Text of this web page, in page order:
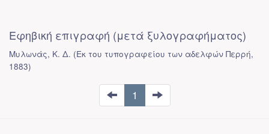
Εφηβική επιγραφή (μετά ξυλογραφήματος)
Μυλωνάς, Κ. Δ. (Εκ του τυπογραφείου των αδελφών Περρή,
1883)
1